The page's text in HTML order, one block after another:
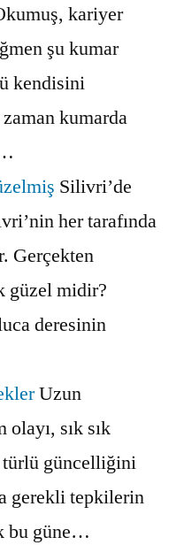
kariyer
şu kumar
kendisini
kumarda
Silivri’de
her tarafında
Gerçekten
güzel midir?
deresinin
Uzun
sık sık
türlü güncelliğini
gerekli tepkilerin
bu güne…